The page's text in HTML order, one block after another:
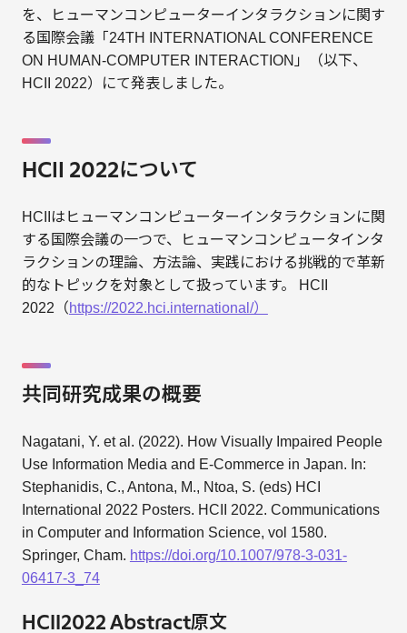
を、ヒューマンコンピューターインタラクションに関す
る国際会議「24TH INTERNATIONAL CONFERENCE
ON HUMAN-COMPUTER INTERACTION」（以下、
HCII 2022）にて発表しました。
HCII 2022について
HCIIはヒューマンコンピューターインタラクションに関
する国際会議の一つで、ヒューマンコンピュータインタ
ラクションの理論、方法論、実践における挑戦的で革新
的なトピックを対象として扱っています。 HCII
2022（ https://2022.hci.international/）
共同研究成果の概要
Nagatani, Y. et al. (2022). How Visually Impaired People
Use Information Media and E-Commerce in Japan. In:
Stephanidis, C., Antona, M., Ntoa, S. (eds) HCI
International 2022 Posters. HCII 2022. Communications
in Computer and Information Science, vol 1580.
Springer, Cham. https://doi.org/10.1007/978-3-031-
06417-3_74
HCII2022 Abstract原文